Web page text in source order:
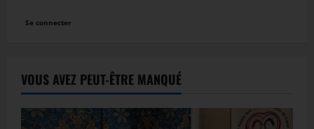
Se connecter
VOUS AVEZ PEUT-ÊTRE MANQUÉ